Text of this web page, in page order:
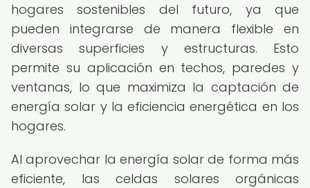
hogares sostenibles del futuro, ya que
pueden integrarse de manera flexible en
diversas superficies y estructuras. Esto
permite su aplicación en techos, paredes y
ventanas, lo que maximiza la captación de
energía solar y la eficiencia energética en los
hogares.
Al aprovechar la energía solar de forma más
eficiente, las celdas solares orgánicas